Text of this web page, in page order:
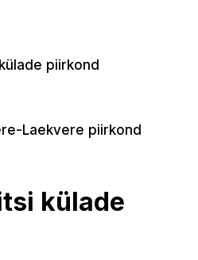
piirkond
Laekvere piirkond
külade